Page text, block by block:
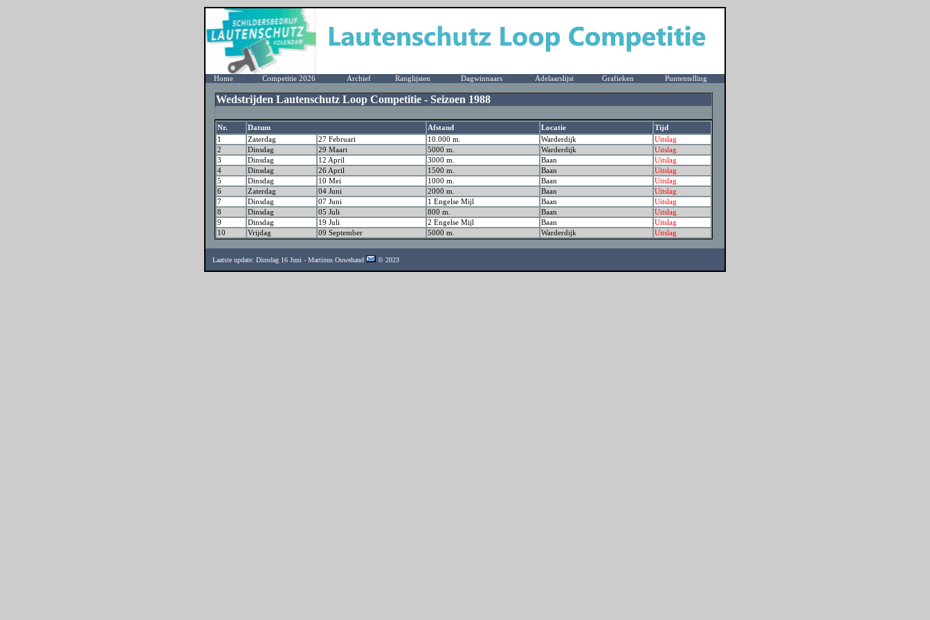
Home Competitie 2026 Archief Ranglijsten Dagwinnaars Adelaarslijst Grafieken Puntentelling
Wedstrijden Lautenschutz Loop Competitie - Seizoen 1988
Nr. Datum Afstand Locatie
Tijd
1
Zaterdag 27 Februari 10.000 m. Warderdijk
Uitslag
2
Dinsdag 29 Maart 5000 m. Warderdijk
Uitslag
3
Dinsdag 12 April 3000 m. Baan
Uitslag
4
Dinsdag 26 April 1500 m. Baan
Uitslag
5
Dinsdag 10 Mei 1000 m. Baan
Uitslag
6
Zaterdag 04 Juni 2000 m. Baan
Uitslag
7
Dinsdag 07 Juni 1 Engelse Mijl Baan
Uitslag
8
Dinsdag 05 Juli 800 m. Baan
Uitslag
9
Dinsdag 19 Juli 2 Engelse Mijl Baan
Uitslag
10
Vrijdag 09 September 5000 m. Warderdijk Uitslag
Laatste update: Dinsdag 16 Juni - Martinus Ouwehand © 2023